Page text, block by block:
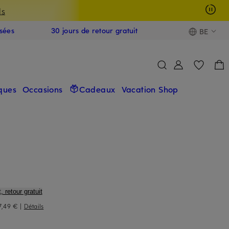
30 jours de retour gratuit BE
Occasions Cadeaux Vacation Shop
retour gratuit
€ | Détails